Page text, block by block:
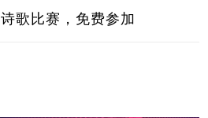
诗歌比赛，免费参加